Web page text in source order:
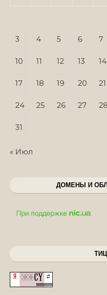
3 4 5 6 7
10 11 12 13 14
17 18 19 20 21
24 25 26 27 28
31
« Июл
ДОМЕНЫ И